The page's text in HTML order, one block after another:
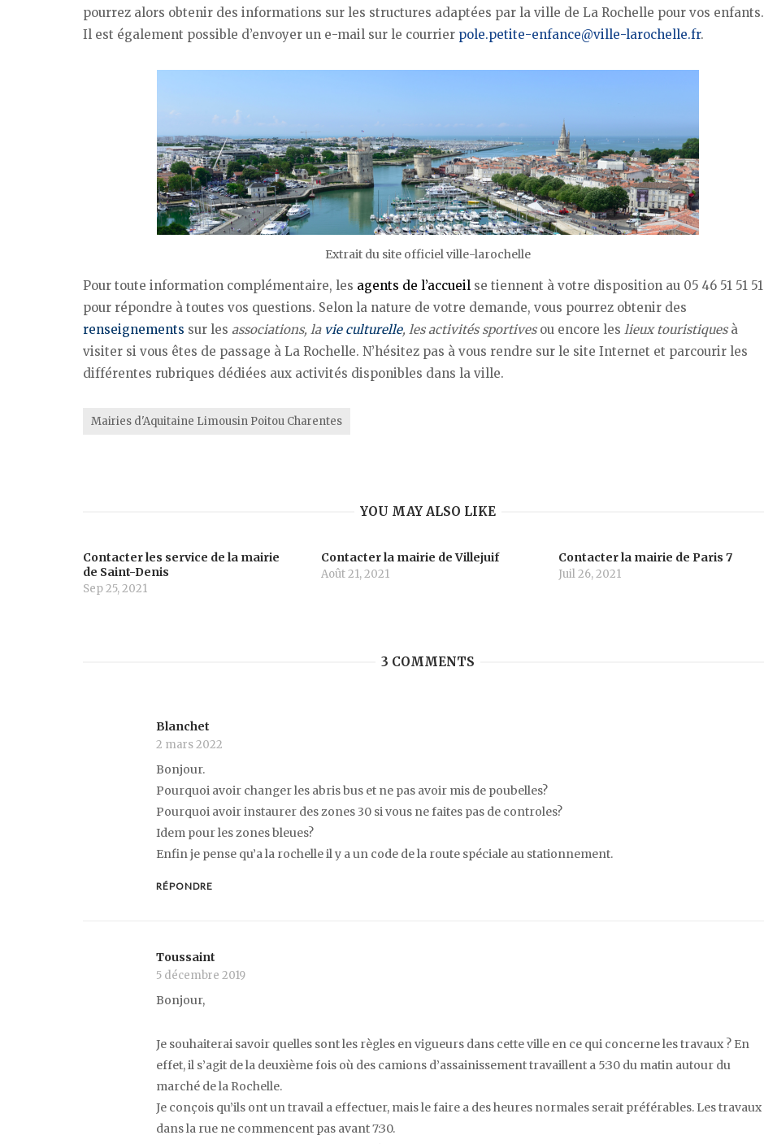
pourrez alors obtenir des informations sur les structures adaptées par la ville de La Rochelle pour vos enfants.
Il est également possible d’envoyer un e-mail sur le courrier pole.petite-enfance@ville-larochelle.fr.
Extrait du site officiel ville-larochelle
Pour toute information complémentaire, les agents de l’accueil se tiennent à votre disposition au 05 46 51 51 51
pour répondre à toutes vos questions. Selon la nature de votre demande, vous pourrez obtenir des
renseignements sur les associations, la vie culturelle, les activités sportivesou encore les lieux touristiquesà
visiter si vous êtes de passage à La Rochelle. N’hésitez pas à vous rendre sur le site Internet et parcourir les
différentes rubriques dédiées aux activités disponibles dans la ville.
Mairies d'Aquitaine Limousin Poitou Charentes
YOU MAY ALSO LIKE
Contacter les service de la mairie
de Saint-Denis
Sep 25, 2021
Contacter la mairie de Villejuif
Août 21, 2021
Contacter la mairie de Paris 7
Juil 26, 2021
3 COMMENTS
Blanchet
2 mars 2022
Bonjour.
Pourquoi avoir changer les abris bus et ne pas avoir mis de poubelles?
Pourquoi avoir instaurer des zones 30 si vous ne faites pas de controles?
Idem pour les zones bleues?
Enfin je pense qu’a la rochelle il y a un code de la route spéciale au stationnement.
RÉPONDRE
Toussaint
5 décembre 2019
Bonjour,
Je souhaiterai savoir quelles sont les règles en vigueurs dans cette ville en ce qui concerne les travaux ? En
effet, il s’agit de la deuxième fois où des camions d’assainissement travaillent a 5:30 du matin autour du
marché de la Rochelle.
Je conçois qu’ils ont un travail a effectuer, mais le faire a des heures normales serait préférables. Les travaux
dans la rue ne commencent pas avant 7:30.